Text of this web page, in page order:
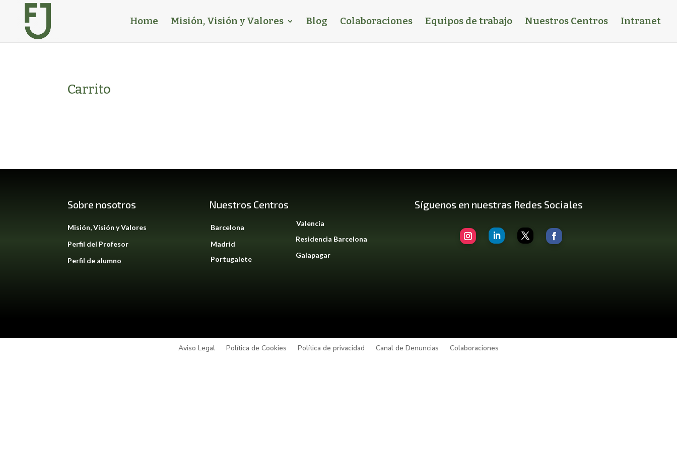
Home Misión, Visión y Valores Blog Colaboraciones Equipos de trabajo Nuestros Centros Intranet
Carrito
Sobre nosotros
Misión, Visión y Valores
Perfil del Profesor
Perfil de alumno
Nuestros Centros
Barcelona
Madrid
Portugalete
Valencia
Residencia Barcelona
Galapagar
Síguenos en nuestras Redes Sociales
Aviso Legal Política de Cookies Política de privacidad Canal de Denuncias Colaboraciones